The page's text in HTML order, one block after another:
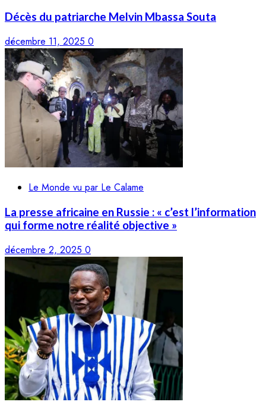
Décès du patriarche Melvin Mbassa Souta
décembre 11, 2025 0
Le Monde vu par Le Calame
La presse africaine en Russie : « c’est l’information
qui forme notre réalité objective »
décembre 2, 2025 0